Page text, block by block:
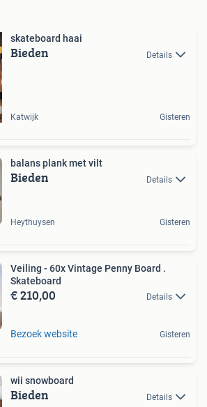
skateboard haai
Bieden Details
Katwijk Gisteren
balans plank met vilt
Bieden Details
Heythuysen Gisteren
Veiling - 60x Vintage Penny Board .
Skateboard
€ 210,00 Details
Bezoek website Gisteren
wii snowboard
Bieden Details